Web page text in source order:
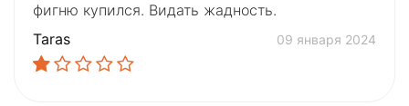
фигню купился. Видать жадность.
Taras
09 января 2024